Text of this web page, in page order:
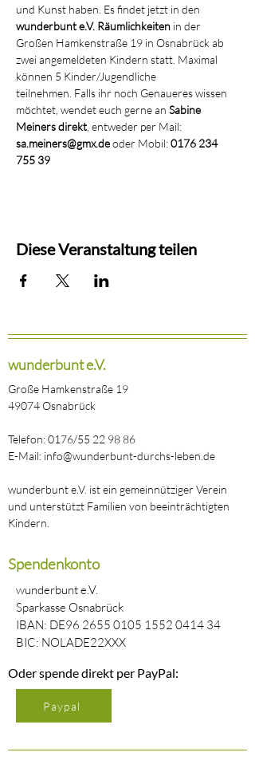
und Kunst haben. Es findet jetzt in den
wunderbunt e.V. Räumlichkeiten in der
Großen Hamkenstraße 19 in Osnabrück ab
zwei angemeldeten Kindern statt. Maximal
können 5 Kinder/Jugendliche
teilnehmen. Falls ihr noch Genaueres wissen
möchtet, wendet euch gerne an Sabine
Meiners direkt , entweder per Mail:
sa.meiners@gmx.de oder Mobil: 0176 234
755 39
Diese Veranstaltung teilen
wunderbunt e.V.
Große Hamkenstraße 19
49074 Osnabrück
Telefon: 0176/55 22 98 86
E-Mail: info@wunderbunt-durchs-leben.de
wunderbunt e.V. ist ein gemeinnütziger Verein
und unterstützt Familien von beeinträchtigten
Kindern.
Spendenkonto
wunderbunt e.V.
Sparkasse Osnabrück
IBAN: DE96 2655 0105 1552 0414 34
BIC: NOLADE22XXX
Oder spende direkt per PayPal:
Paypal